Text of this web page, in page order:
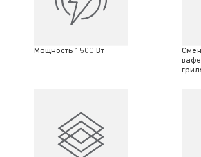
Мощность 1500 Вт